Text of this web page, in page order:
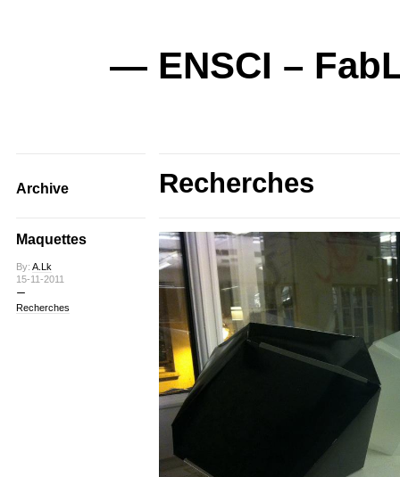
— ENSCI –
Archive Recherches
Maquettes
By: A.Lk
15-11-2011
Recherches